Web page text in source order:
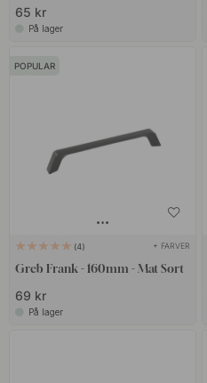
65 kr
På lager
POPULAR
4 + FARVER
Greb Frank - 160mm - Mat Sort
69 kr
På lager